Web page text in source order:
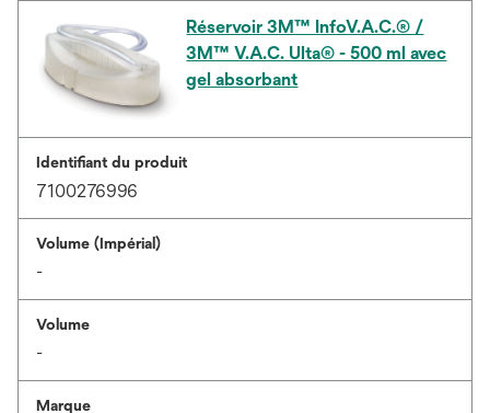
Réservoir 3M™ InfoV.A.C.® /
3M™ V.A.C. Ulta® - 500 ml avec
gel absorbant
Identifiant du produit
7100276996
Volume (Impérial)
-
Volume
-
Marque